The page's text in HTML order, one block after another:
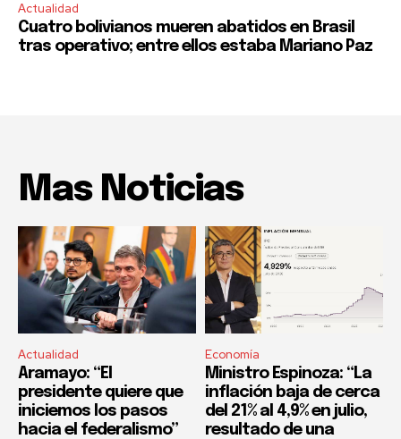
Actualidad
Cuatro bolivianos mueren abatidos en Brasil
tras operativo; entre ellos estaba Mariano Paz
Mas Noticias
Actualidad
Aramayo: “El
presidente quiere que
iniciemos los pasos
hacia el federalismo”
Economía
Ministro Espinoza: “La
inflación baja de cerca
del 21% al 4,9% en julio,
resultado de una